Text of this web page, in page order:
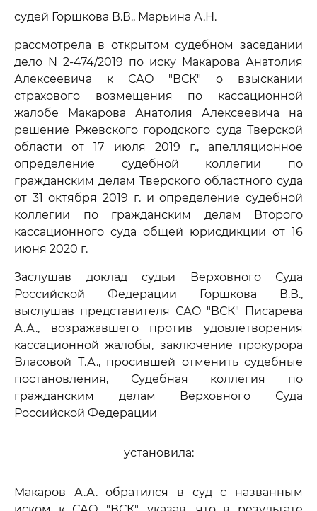
судей Горшкова В.В., Марьина А.Н.
рассмотрела в открытом судебном заседании
дело N 2-474/2019 по иску Макарова Анатолия
Алексеевича к САО "ВСК" о взыскании
страхового возмещения по кассационной
жалобе Макарова Анатолия Алексеевича на
решение Ржевского городского суда Тверской
области от 17 июля 2019 г., апелляционное
определение судебной коллегии по
гражданским делам Тверского областного суда
от 31 октября 2019 г. и определение судебной
коллегии по гражданским делам Второго
кассационного суда общей юрисдикции от 16
июня 2020 г.
Заслушав доклад судьи Верховного Суда
Российской Федерации Горшкова В.В.,
выслушав представителя САО "ВСК" Писарева
А.А., возражавшего против удовлетворения
кассационной жалобы, заключение прокурора
Власовой Т.А., просившей отменить судебные
постановления, Судебная коллегия по
гражданским делам Верховного Суда
Российской Федерации
установила:
Макаров А.А. обратился в суд с названным